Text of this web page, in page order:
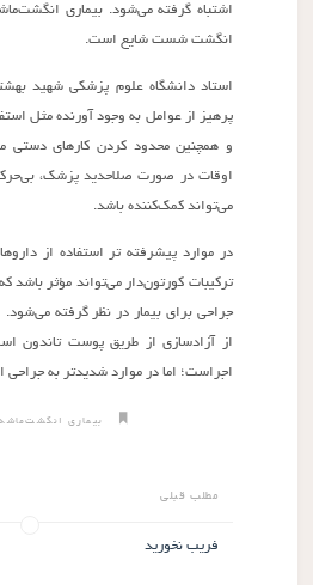
اشتباه گرفته می‌شود. بیماری
انگشت شست شایع است.
استاد دانشگاه علوم پزشکی شهید
پرهیز از عوامل به وجود آورنده مثل
و همچنین محدود کردن کارهای دستی
اوقات در صورت صلاحدید پزشک،
می‌تواند کمک‌کننده باشد.
در موارد پیشرفته تر استفاده از
ترکیبات کورتون‌دار می‌تواند مؤثر باشد
جراحی برای بیمار در نظر گرفته می‌شود.
از آزادسازی از طریق پوست تاندون
اجراست؛ اما در موارد شدیدتر به جراحی
بیماری انگشت‌ماشه‌ای
مطلب قبلی
فریب نخورید